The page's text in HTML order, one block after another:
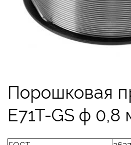
Порошковая
E71T-GS ф 0,8